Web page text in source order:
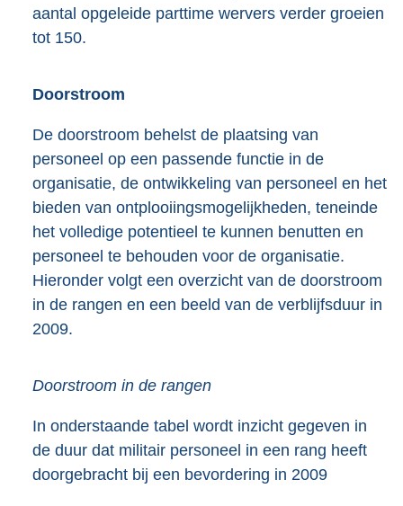
aantal opgeleide parttime wervers verder groeien
tot 150.
Doorstroom
De doorstroom behelst de plaatsing van
personeel op een passende functie in de
organisatie, de ontwikkeling van personeel en het
bieden van ontplooiingsmogelijkheden, teneinde
het volledige potentieel te kunnen benutten en
personeel te behouden voor de organisatie.
Hieronder volgt een overzicht van de doorstroom
in de rangen en een beeld van de verblijfsduur in
2009.
Doorstroom in de rangen
In onderstaande tabel wordt inzicht gegeven in
de duur dat militair personeel in een rang heeft
doorgebracht bij een bevordering in 2009